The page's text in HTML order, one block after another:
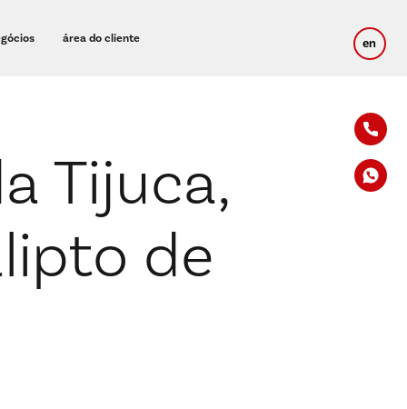
área do cliente en
Tijuca,
de